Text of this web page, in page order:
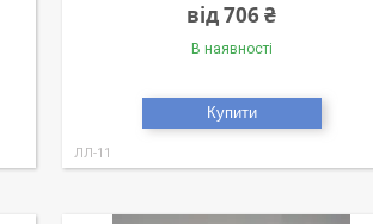
від 706 ₴
В наявності
Купити
ЛЛ-11